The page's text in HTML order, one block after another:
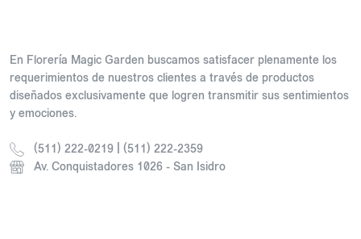
En Florería Magic Garden buscamos satisfacer plenamente los
requerimientos de nuestros clientes a través de productos
diseñados exclusivamente que logren transmitir sus sentimientos
y emociones.
(511) 222-0219 | (511) 222-2359
Av. Conquistadores 1026 - San Isidro